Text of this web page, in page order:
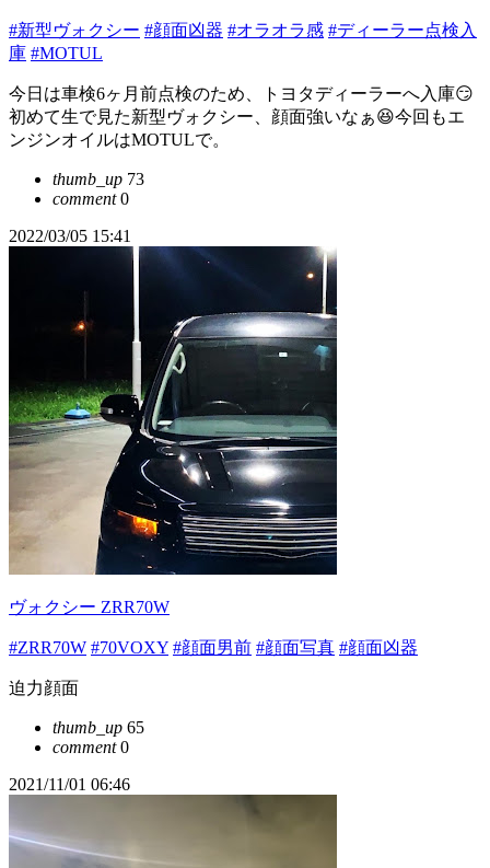
#新型ヴォクシー #顔面凶器 #オラオラ感 #ディーラー点検入
庫 #MOTUL
今日は車検6ヶ月前点検のため、トヨタディーラーへ入庫😏
初めて生で見た新型ヴォクシー、顔面強いなぁ😆今回もエ
ンジンオイルはMOTULで。
thumb_up 73
comment0
2022/03/05 15:41
ヴォクシー ZRR70W
#ZRR70W #70VOXY #顔面男前 #顔面写真 #顔面凶器
迫力顔面
thumb_up 65
comment0
2021/11/01 06:46